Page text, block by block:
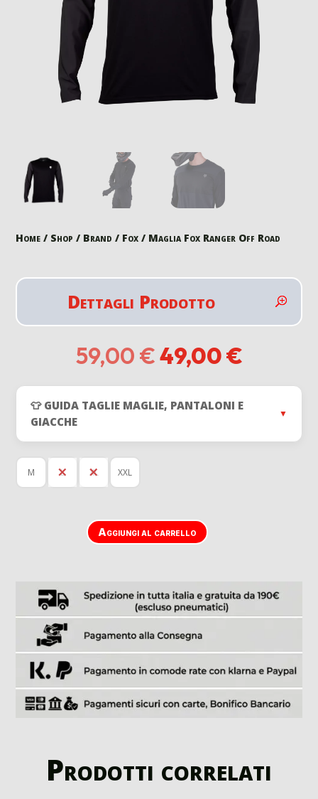
Home / Shop / Brand / Fox / Maglia Fox Ranger Off Road
Dettagli Prodotto
59,00 €Il
prezzo
originale
era:
59,00 €.
49,00€Il
prezzo
attuale
è:
49,00
👕 GUIDA TAGLIE MAGLIE, PANTALONI E
GIACCHE
▼
M L XL XXL
Aggiungi al carrello
Prodotti correlati